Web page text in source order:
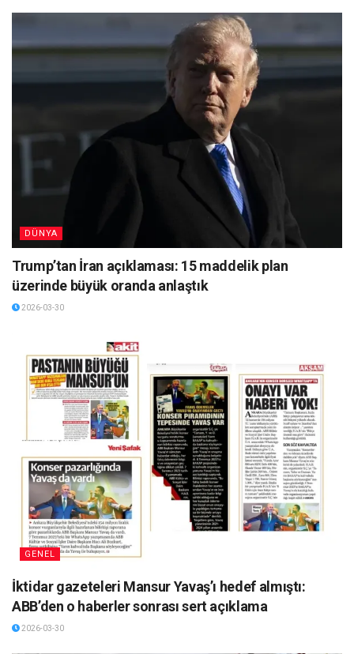
DÜNYA
Trump’tan İran açıklaması: 15 maddelik plan
üzerinde büyük oranda anlaştık
2026-03-30
GENEL
İktidar gazeteleri Mansur Yavaş’ı hedef almıştı:
ABB’den o haberler sonrası sert açıklama
2026-03-30